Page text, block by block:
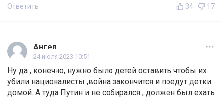
Ответить 34 17
Ангел
24 июля 2023 10:51
Ну да , конечно, нужно было детей оставить чтобы их
убили националисты ,война закончится и поедут детки
домой. А туда Путин и не собирался , должен был ехать